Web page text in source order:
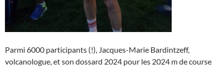
Parmi 6000 participants (!), Jacques-Marie Bardintzeff,
volcanologue, et son dossard 2024 pour les 2024 m de course